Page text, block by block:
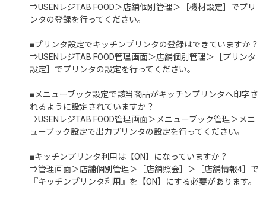
⇒USENレジTAB FOOD＞店舗個別管理＞［機材設定］でプリ
ンタの登録を行ってください。
■プリンタ設定でキッチンプリンタの登録はできていますか？
⇒USENレジTAB FOOD管理画面＞店舗個別管理＞［プリンタ
設定］でプリンタの設定を行ってください。
■メニューブック設定で該当商品がキッチンプリンタへ印字さ
れるように設定されていますか？
⇒USENレジTAB FOOD管理画面＞メニューブック管理＞メニ
ューブック設定で出力プリンタの設定を行ってください。
■キッチンプリンタ利用は【ON】になっていますか？
⇒管理画面＞店舗個別管理＞［店舗照会］＞［店舗情報4］で
『キッチンプリンタ利用』を【ON】にする必要があります。